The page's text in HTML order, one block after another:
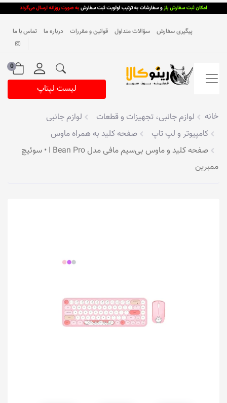
پیگیری سفارش سؤالات متداول قوانین و مقررات درباره ما تماس با ما
0
لیست لپتاپ
خانه لوازم جانبی، تجهیزات و قطعات
لوازم جانبی
کامپیوتر و لپ تاپ
صفحه کلید به همراه ماوس
صفحه کلید و ماوس بی‌سیم مافی مدل I Bean Pro • سوئیچ
ممبرین